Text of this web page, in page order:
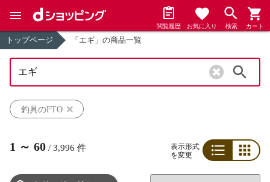
閲覧履歴 お気に入り 検索 カート
トップページ 「エギ」の商品一覧
釣具のFTO
1 ～ 60 / 3,996 件
表示形式
を変更